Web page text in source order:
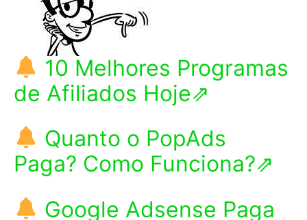
10 Melhores Programas
de Afiliados Hoje⇗
Quanto o PopAds
Paga? Como Funciona?⇗
Google Adsense Paga